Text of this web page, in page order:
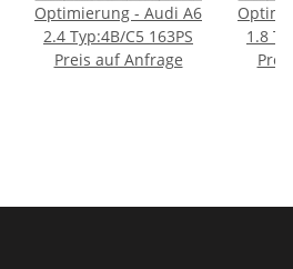
Optimierung - Audi A6
2.4 Typ:4B/C5 163PS
Preis auf Anfrage
1.8